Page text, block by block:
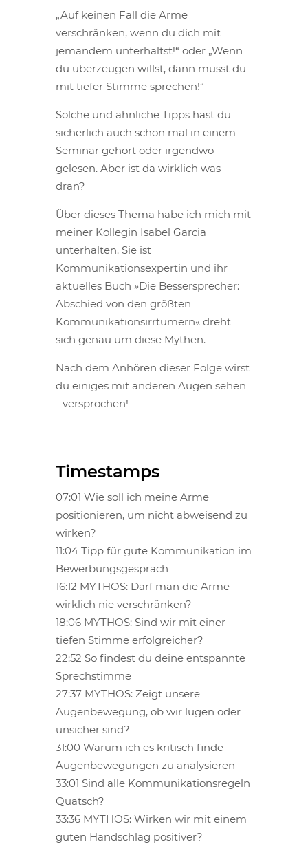
„Auf keinen Fall die Arme
verschränken, wenn du dich mit
jemandem unterhältst!“ oder „Wenn
du überzeugen willst, dann musst du
mit tiefer Stimme sprechen!“
Solche und ähnliche Tipps hast du
sicherlich auch schon mal in einem
Seminar gehört oder irgendwo
gelesen. Aber ist da wirklich was
dran?
Über dieses Thema habe ich mich mit
meiner Kollegin Isabel Garcia
unterhalten. Sie ist
Kommunikationsexpertin und ihr
aktuelles Buch »Die Bessersprecher:
Abschied von den größten
Kommunikationsirrtümern« dreht
sich genau um diese Mythen.
Nach dem Anhören dieser Folge wirst
du einiges mit anderen Augen sehen
- versprochen!
Timestamps
07:01 Wie soll ich meine Arme
positionieren, um nicht abweisend zu
wirken?
11:04 Tipp für gute Kommunikation im
Bewerbungsgespräch
16:12 MYTHOS: Darf man die Arme
wirklich nie verschränken?
18:06 MYTHOS: Sind wir mit einer
tiefen Stimme erfolgreicher?
22:52 So findest du deine entspannte
Sprechstimme
27:37 MYTHOS: Zeigt unsere
Augenbewegung, ob wir lügen oder
unsicher sind?
31:00 Warum ich es kritisch finde
Augenbewegungen zu analysieren
33:01 Sind alle Kommunikationsregeln
Quatsch?
33:36 MYTHOS: Wirken wir mit einem
guten Handschlag positiver?